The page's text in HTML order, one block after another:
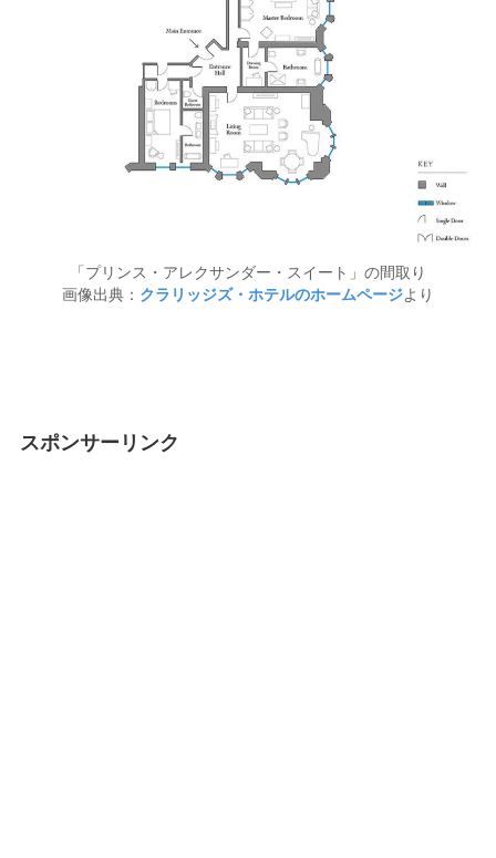
「プリンス・アレクサンダー・スイート」の間取り
画像出典： クラリッジズ・ホテルのホームページより
スポンサーリンク